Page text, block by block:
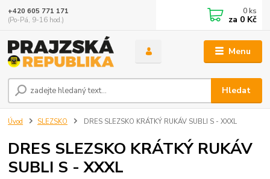
Menu
Hledat
+420 605 771 171
(Po-Pá, 9-16 hod.)
0 ks
za 0 Kč
Úvod SLEZSKO DRES SLEZSKO KRÁTKÝ RUKÁV SUBLI S - XXXL
DRES SLEZSKO KRÁTKÝ RUKÁV
SUBLI S - XXXL